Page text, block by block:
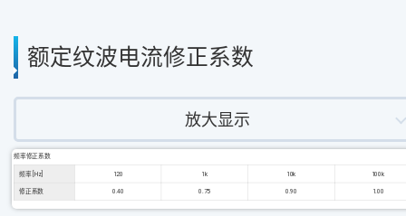
额定纹波电流修正系数
放大显示
频率修正系数
频率 [Hz] 120 1k 10k 100k
修正系数 0.40 0.75 0.90 1.00